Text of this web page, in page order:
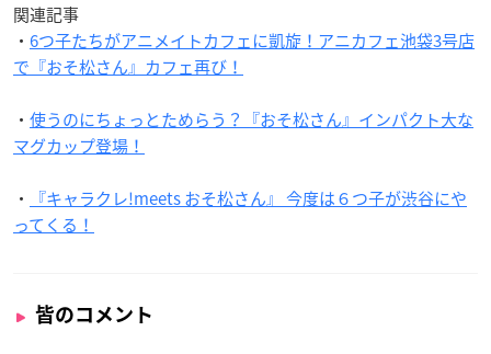
関連記事
・ 6つ子たちがアニメイトカフェに凱旋！アニカフェ池袋3号店
で『おそ松さん』カフェ再び！
・ 使うのにちょっとためらう？『おそ松さん』インパクト大な
マグカップ登場！
・
『キャラクレ!meets おそ松さん』 今度は６つ子が渋谷にや
ってくる！
皆のコメント